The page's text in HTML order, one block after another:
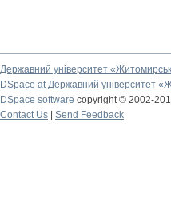
Державний університет
DSpace at Державний університет
DSpace software copyright © 2002-
Contact Us
Send Feedback